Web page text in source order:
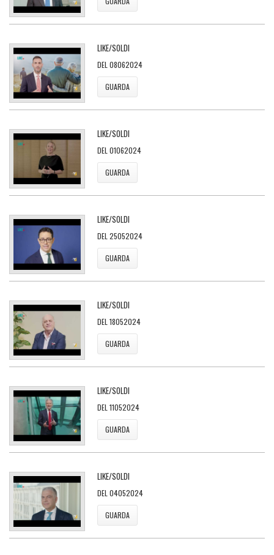
LIKE/SOLDI
DEL 08062024
GUARDA
LIKE/SOLDI
DEL 01062024
GUARDA
LIKE/SOLDI
DEL 25052024
GUARDA
LIKE/SOLDI
DEL 18052024
GUARDA
LIKE/SOLDI
DEL 11052024
GUARDA
LIKE/SOLDI
DEL 04052024
GUARDA